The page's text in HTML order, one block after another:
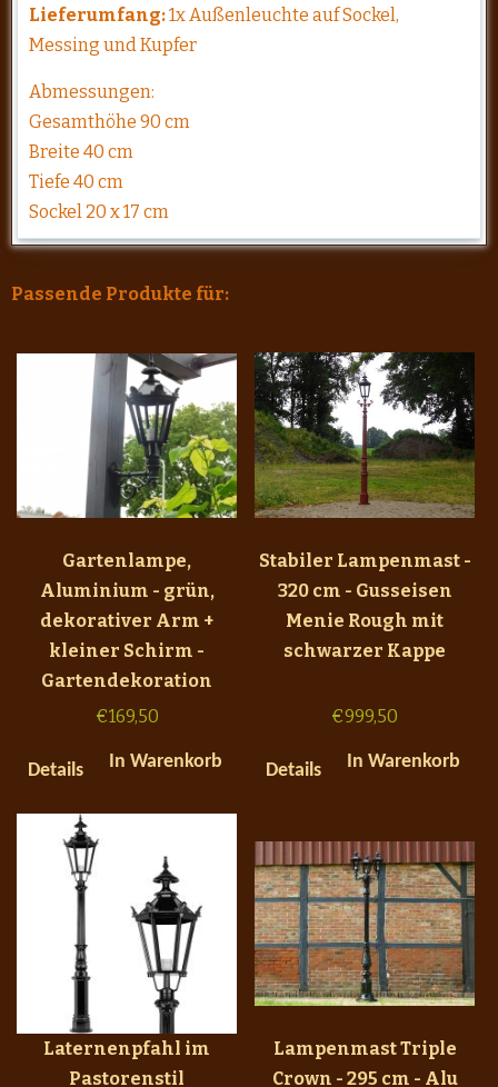
Lieferumfang:1x Außenleuchte auf Sockel,
Messing und Kupfer
Abmessungen:
Gesamthöhe 90 cm
Breite 40 cm
Tiefe 40 cm
Sockel 20 x 17 cm
Passende Produkte für:
Gartenlampe,
Aluminium - grün,
dekorativer Arm +
kleiner Schirm -
Gartendekoration
€169,50
Details In Warenkorb
Stabiler Lampenmast -
320 cm - Gusseisen
Menie Rough mit
schwarzer Kappe
€999,50
Details In Warenkorb
Laternenpfahl im
Pastorenstil
Lampenmast Triple
Crown - 295 cm - Alu